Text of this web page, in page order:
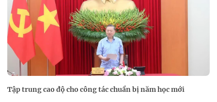
Tập trung cao độ cho công tác chuẩn bị năm học mới